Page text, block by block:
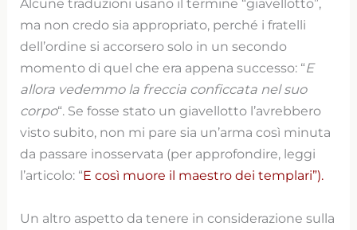
Alcune traduzioni usano il termine “giavellotto”,
ma non credo sia appropriato, perché i fratelli
dell’ordine si accorsero solo in un secondo
momento di quel che era appena successo: “E
allora vedemmo la freccia conficcata nel suo
corpo“. Se fosse stato un giavellotto l’avrebbero
visto subito, non mi pare sia un’arma così minuta
da passare inosservata (per approfondire, leggi
l’articolo: “E così muore il maestro dei templari”).
Un altro aspetto da tenere in considerazione sulla